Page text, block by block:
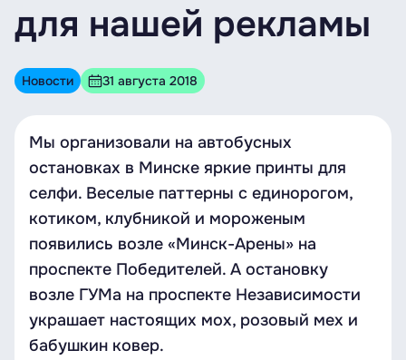
для нашей рекламы
Новости 31 августа 2018
Мы организовали на автобусных
остановках в Минске яркие принты для
селфи. Веселые паттерны с единорогом,
котиком, клубникой и мороженым
появились возле «Минск-Арены» на
проспекте Победителей. А остановку
возле ГУМа на проспекте Независимости
украшает настоящих мох, розовый мех и
бабушкин ковер.